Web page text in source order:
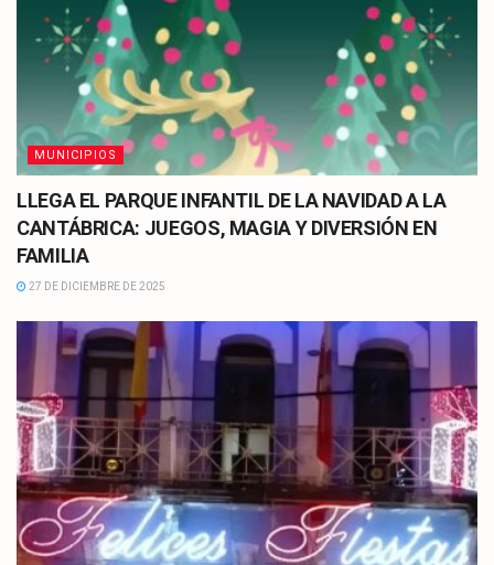
MUNICIPIOS
LLEGA EL PARQUE INFANTIL DE LA NAVIDAD A LA
CANTÁBRICA: JUEGOS, MAGIA Y DIVERSIÓN EN
FAMILIA
27 DE DICIEMBRE DE 2025